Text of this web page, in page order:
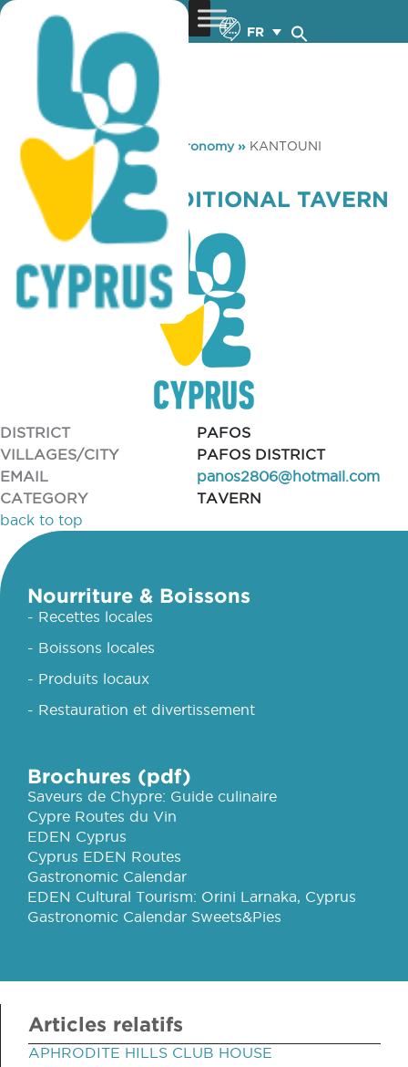
FR
You are here: Home »Gastronomy» KANTOUNI
TRADITIONAL TAVERN
KANTOUNI TRADITIONAL TAVERN
DISTRICT
PAFOS
VILLAGES/CITY
PAFOS DISTRICT
EMAIL
panos2806@hotmail.com
CATEGORY
TAVERN
back to top
Nourriture & Boissons
- Recettes locales
- Boissons locales
- Produits locaux
- Restauration et divertissement
Brochures (pdf)
Saveurs de Chypre: Guide culinaire
Cypre Routes du Vin
EDEN Cyprus
Cyprus EDEN Routes
Gastronomic Calendar
EDEN Cultural Tourism: Orini Larnaka, Cyprus
Gastronomic Calendar Sweets&Pies
Articles relatifs
APHRODITE HILLS CLUB HOUSE